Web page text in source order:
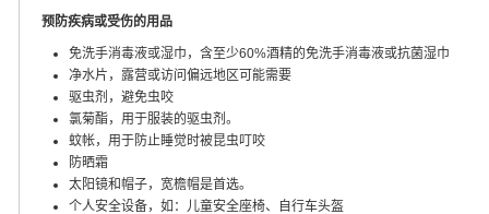
预防疾病或受伤的用品
免洗手消毒液或湿巾，含至少60%酒精的免洗手消毒液或抗菌湿巾
净水片，露营或访问偏远地区可能需要
驱虫剂，避免虫咬
氯菊酯，用于服装的驱虫剂。
蚊帐，用于防止睡觉时被昆虫叮咬
防晒霜
太阳镜和帽子，宽檐帽是首选。
个人安全设备，如：儿童安全座椅、自行车头盔